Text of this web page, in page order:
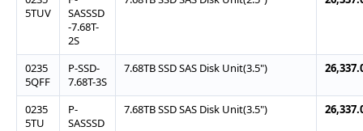
5TUV
SASSSD
-7.68T-
2S
0235
5QFF
P-SSD-
7.68T-3S
7.68TB SSD SAS Disk Unit(3.5")
0235
5TU
P-
SASSSD
7.68TB SSD SAS Disk Unit(3.5")